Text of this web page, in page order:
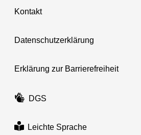
Kontakt
Datenschutzerklärung
Erklärung zur Barrierefreiheit
DGS
Leichte Sprache